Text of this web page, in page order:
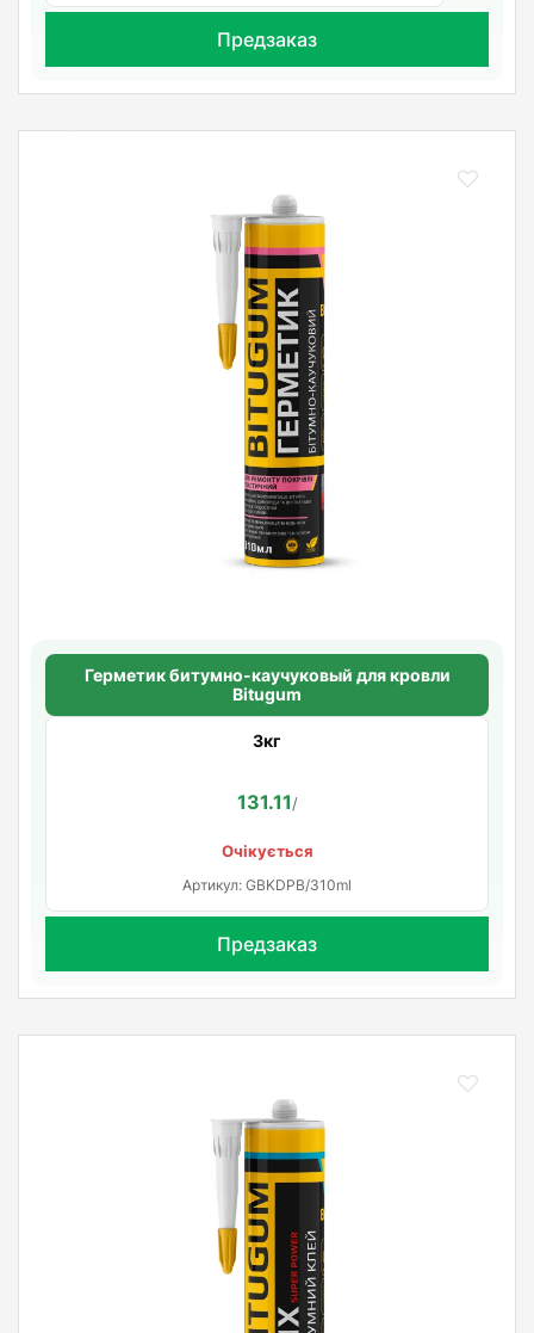
Предзаказ
Герметик битумно-каучуковый для кровли
Bitugum
3кг
131.11/
Очікується
Артикул: GBKDPB/310ml
Предзаказ